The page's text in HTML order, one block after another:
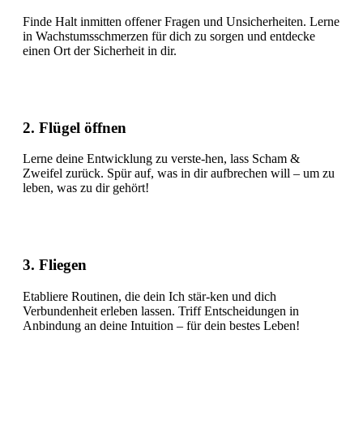
Finde Halt inmitten offener Fragen und Unsicherheiten. Lerne
in Wachstumsschmerzen für dich zu sorgen und entdecke
einen Ort der Sicherheit in dir.
2. Flügel öffnen
Lerne deine Entwicklung zu verste-hen, lass Scham &
Zweifel zurück. Spür auf, was in dir aufbrechen will – um zu
leben, was zu dir gehört!
3. Fliegen
Etabliere Routinen, die dein Ich stär-ken und dich
Verbundenheit erleben lassen. Triff Entscheidungen in
Anbindung an deine Intuition – für dein bestes Leben!